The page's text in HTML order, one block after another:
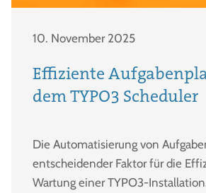
10. November 2025
Effiziente
dem TYPO3 Scheduler
Die Automatisierung von
entscheidender Faktor für die
Wartung einer TYPO3-